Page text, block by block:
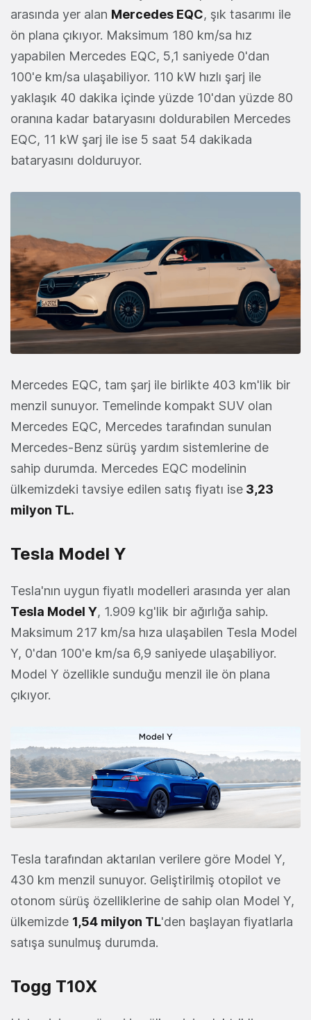
arasında yer alan Mercedes EQC, şık tasarımı ile
ön plana çıkıyor. Maksimum 180 km/sa hız
yapabilen Mercedes EQC, 5,1 saniyede 0'dan
100'e km/sa ulaşabiliyor. 110 kW hızlı şarj ile
yaklaşık 40 dakika içinde yüzde 10'dan yüzde 80
oranına kadar bataryasını doldurabilen Mercedes
EQC, 11 kW şarj ile ise 5 saat 54 dakikada
bataryasını dolduruyor.
Mercedes EQC, tam şarj ile birlikte 403 km'lik bir
menzil sunuyor. Temelinde kompakt SUV olan
Mercedes EQC, Mercedes tarafından sunulan
Mercedes-Benz sürüş yardım sistemlerine de
sahip durumda. Mercedes EQC modelinin
ülkemizdeki tavsiye edilen satış fiyatı ise 3,23
milyon TL.
Tesla Model Y
Tesla'nın uygun fiyatlı modelleri arasında yer alan
Tesla Model Y, 1.909 kg'lik bir ağırlığa sahip.
Maksimum 217 km/sa hıza ulaşabilen Tesla Model
Y, 0'dan 100'e km/sa 6,9 saniyede ulaşabiliyor.
Model Y özellikle sunduğu menzil ile ön plana
çıkıyor.
Tesla tarafından aktarılan verilere göre Model Y,
430 km menzil sunuyor. Geliştirilmiş otopilot ve
otonom sürüş özelliklerine de sahip olan Model Y,
ülkemizde 1,54 milyon TL'den başlayan fiyatlarla
satışa sunulmuş durumda.
Togg T10X